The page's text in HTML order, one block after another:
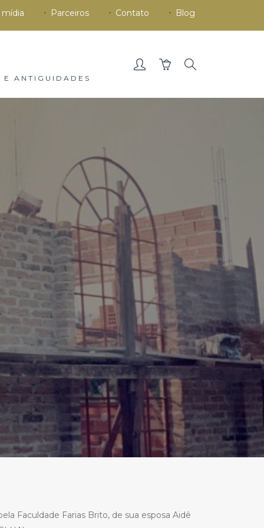
mídia Parceiros Contato Blog
ANTIGUIDADES
Faculdade Farias Brito, de sua esposa Aidê